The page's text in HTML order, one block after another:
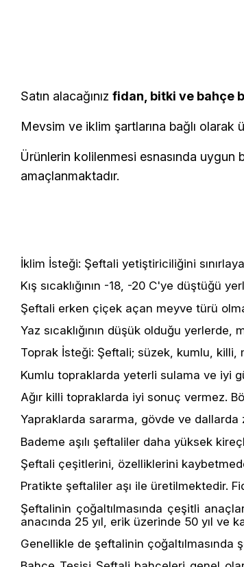
Satın alacağınız fidan, bitki ve bahçe
Mevsim ve iklim şartlarına bağlı olarak
Ürünlerin kolilenmesi esnasında uygun
amaçlanmaktadır.
İklim İsteği: Şeftali yetiştiriciliğini
Kış sıcaklığının -18, -20 C'ye düştüğü
Şeftali erken çiçek açan meyve türü
Yaz sıcaklığının düşük olduğu
Toprak İsteği: Şeftali; süzek, kumlu, killi,
Kumlu topraklarda yeterli sulama ve iyi
Ağır killi topraklarda iyi sonuç vermez.
Yapraklarda sararma, gövde ve dallarda
Bademe aşılı şeftaliler daha yüksek
Şeftali çeşitlerini, özelliklerini
Pratikte şeftaliler aşı ile üretilmektedir.
Şeftalinin çoğaltılmasında çeşitli
anacında 25 yıl, erik üzerinde 50 yıl ve
Genellikle de şeftalinin çoğaltılmasında